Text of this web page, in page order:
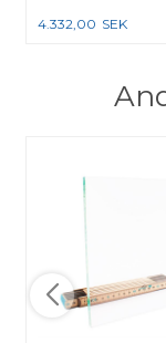
4.332,00 SEK